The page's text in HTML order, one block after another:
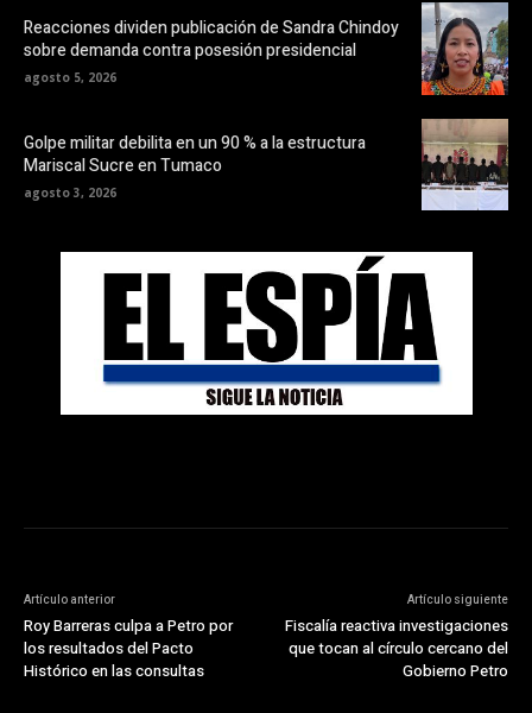
Reacciones dividen publicación de Sandra Chindoy
sobre demanda contra posesión presidencial
agosto 5, 2026
Golpe militar debilita en un 90 % a la estructura
Mariscal Sucre en Tumaco
agosto 3, 2026
Artículo anterior
Roy Barreras culpa a Petro por
los resultados del Pacto
Histórico en las consultas
Artículo siguiente
Fiscalía reactiva investigaciones
que tocan al círculo cercano del
Gobierno Petro